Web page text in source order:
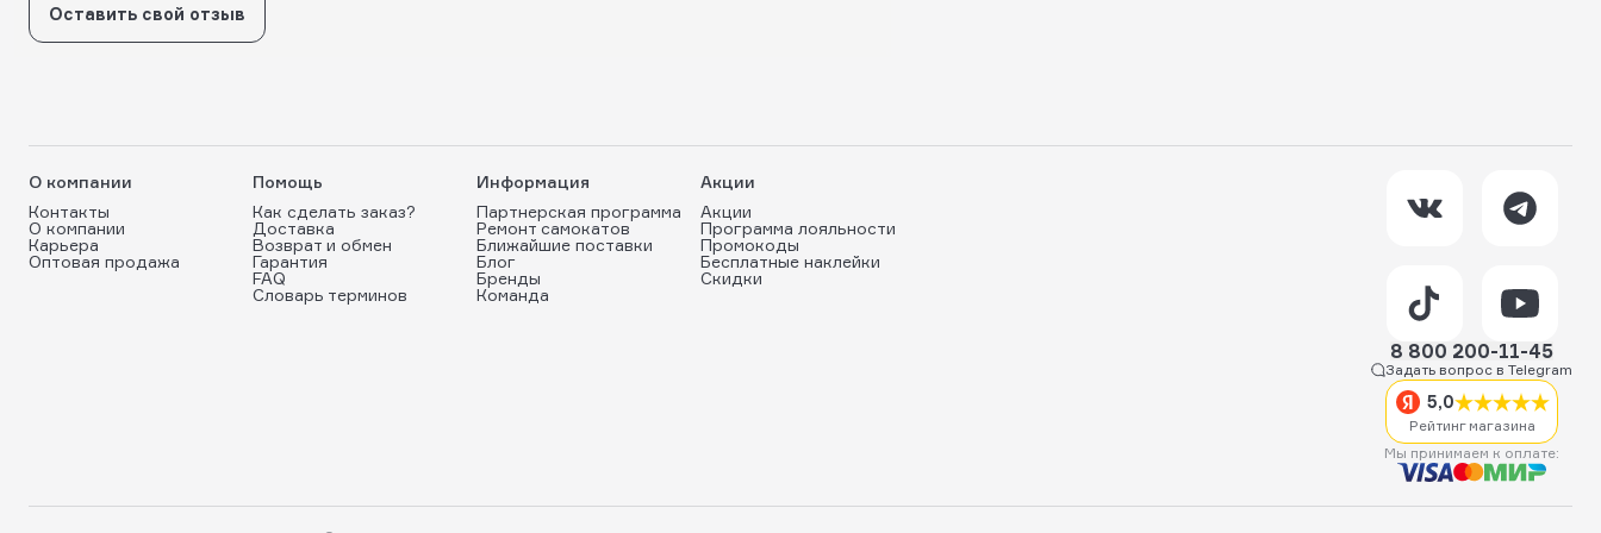
Оставить свой отзыв
О компании
Контакты
О компании
Карьера
Оптовая продажа
Помощь
Как сделать заказ?
Доставка
Возврат и обмен
Гарантия
FAQ
Словарь терминов
Информация
Партнерская программа
Ремонт самокатов
Ближайшие поставки
Блог
Бренды
Команда
Акции
Акции
Программа лояльности
Промокоды
Бесплатные наклейки
Скидки
8 800 200-11-45
Задать вопрос в Telegram
5,0
Рейтинг магазина
Мы принимаем к оплате: